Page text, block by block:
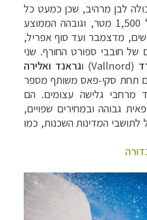
לבן מרהיב, שכן כמעט כל
שטחה בגבהים של מעל 1,500 מטר, וגובהה הממוצע
מדצמבר ועד סוף אפריל,
חובבי ספורט החורף. שני
(
Vallnord) וגראנד ואלירה
תחת סקי-פאס משותף מספר
מרחבי גלישה עצומים. הם
גבוהה ובמחירים שפויים,
לתושבי המדינות השכנות, כמו